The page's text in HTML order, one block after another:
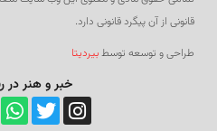
قانونی از آن پیگرد قانونی دارد.
طراحی و توسعه توسطبیردیتا
خبر و هنر در